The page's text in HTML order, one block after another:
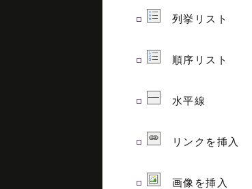
列挙リスト
順序リスト
水平線
リンクを挿入
画像を挿入